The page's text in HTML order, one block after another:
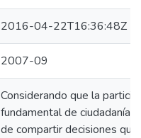
2016-04-22T16:36:48Z
2007-09
Considerando que la
fundamental de ciudadanía
de compartir decisiones